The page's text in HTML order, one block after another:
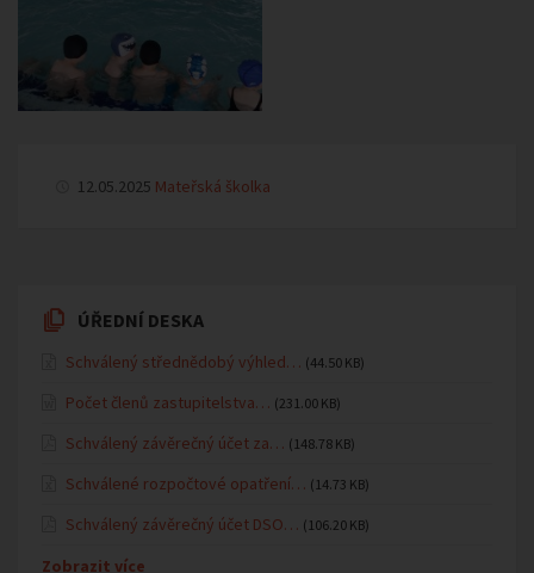
12.05.2025 Mateřská školka
ÚŘEDNÍ DESKA
Schválený střednědobý výhled… (44.50 KB)
Počet členů zastupitelstva… (231.00 KB)
Schválený závěrečný účet za… (148.78 KB)
Schválené rozpočtové opatření… (14.73 KB)
Schválený závěrečný účet DSO… (106.20 KB)
Zobrazit více